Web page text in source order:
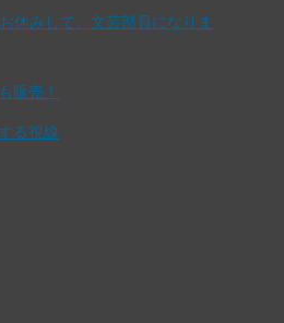
休みして、文芸部員になりま
販売！
る視線